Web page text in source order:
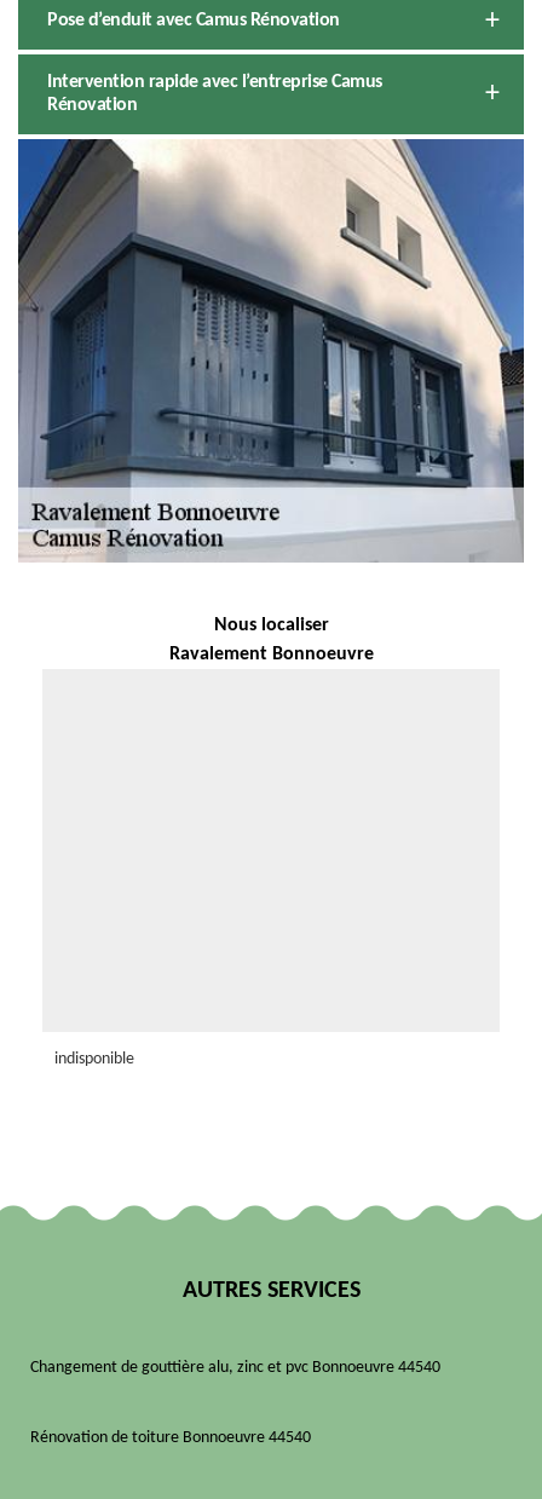
Pose d’enduit avec Camus Rénovation
Intervention rapide avec l’entreprise Camus
Rénovation
Nous localiser
Ravalement Bonnoeuvre
indisponible
AUTRES SERVICES
Changement de gouttière alu, zinc et pvc Bonnoeuvre 44540
Rénovation de toiture Bonnoeuvre 44540